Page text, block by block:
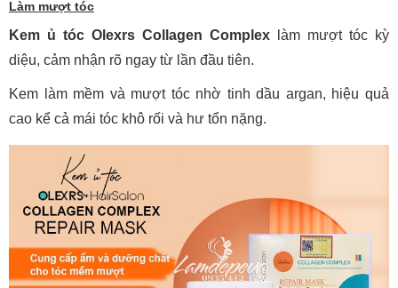
Làm mượt tóc
Kem ủ tóc Olexrs Collagen Complex làm mượt tóc kỳ
diệu, cảm nhận rõ ngay từ lần đầu tiên.
Kem làm mềm và mượt tóc nhờ tinh dầu argan, hiệu quả
cao kể cả mái tóc khô rối và hư tổn nặng.